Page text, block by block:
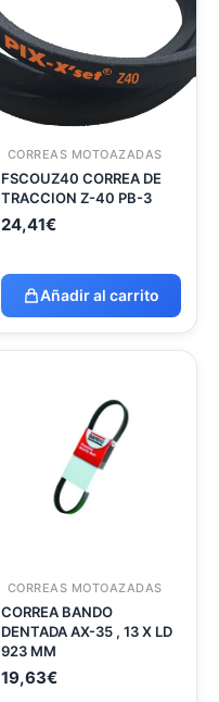
CORREAS MOTOAZADAS
FSCOUZ40 CORREA DE
TRACCION Z-40 PB-3
24,41€
Añadir al carrito
CORREAS MOTOAZADAS
CORREA BANDO
DENTADA AX-35 , 13 X LD
923 MM
19,63€